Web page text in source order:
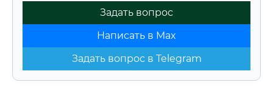
Задать вопрос
Написать в Max
Задать вопрос в Telegram